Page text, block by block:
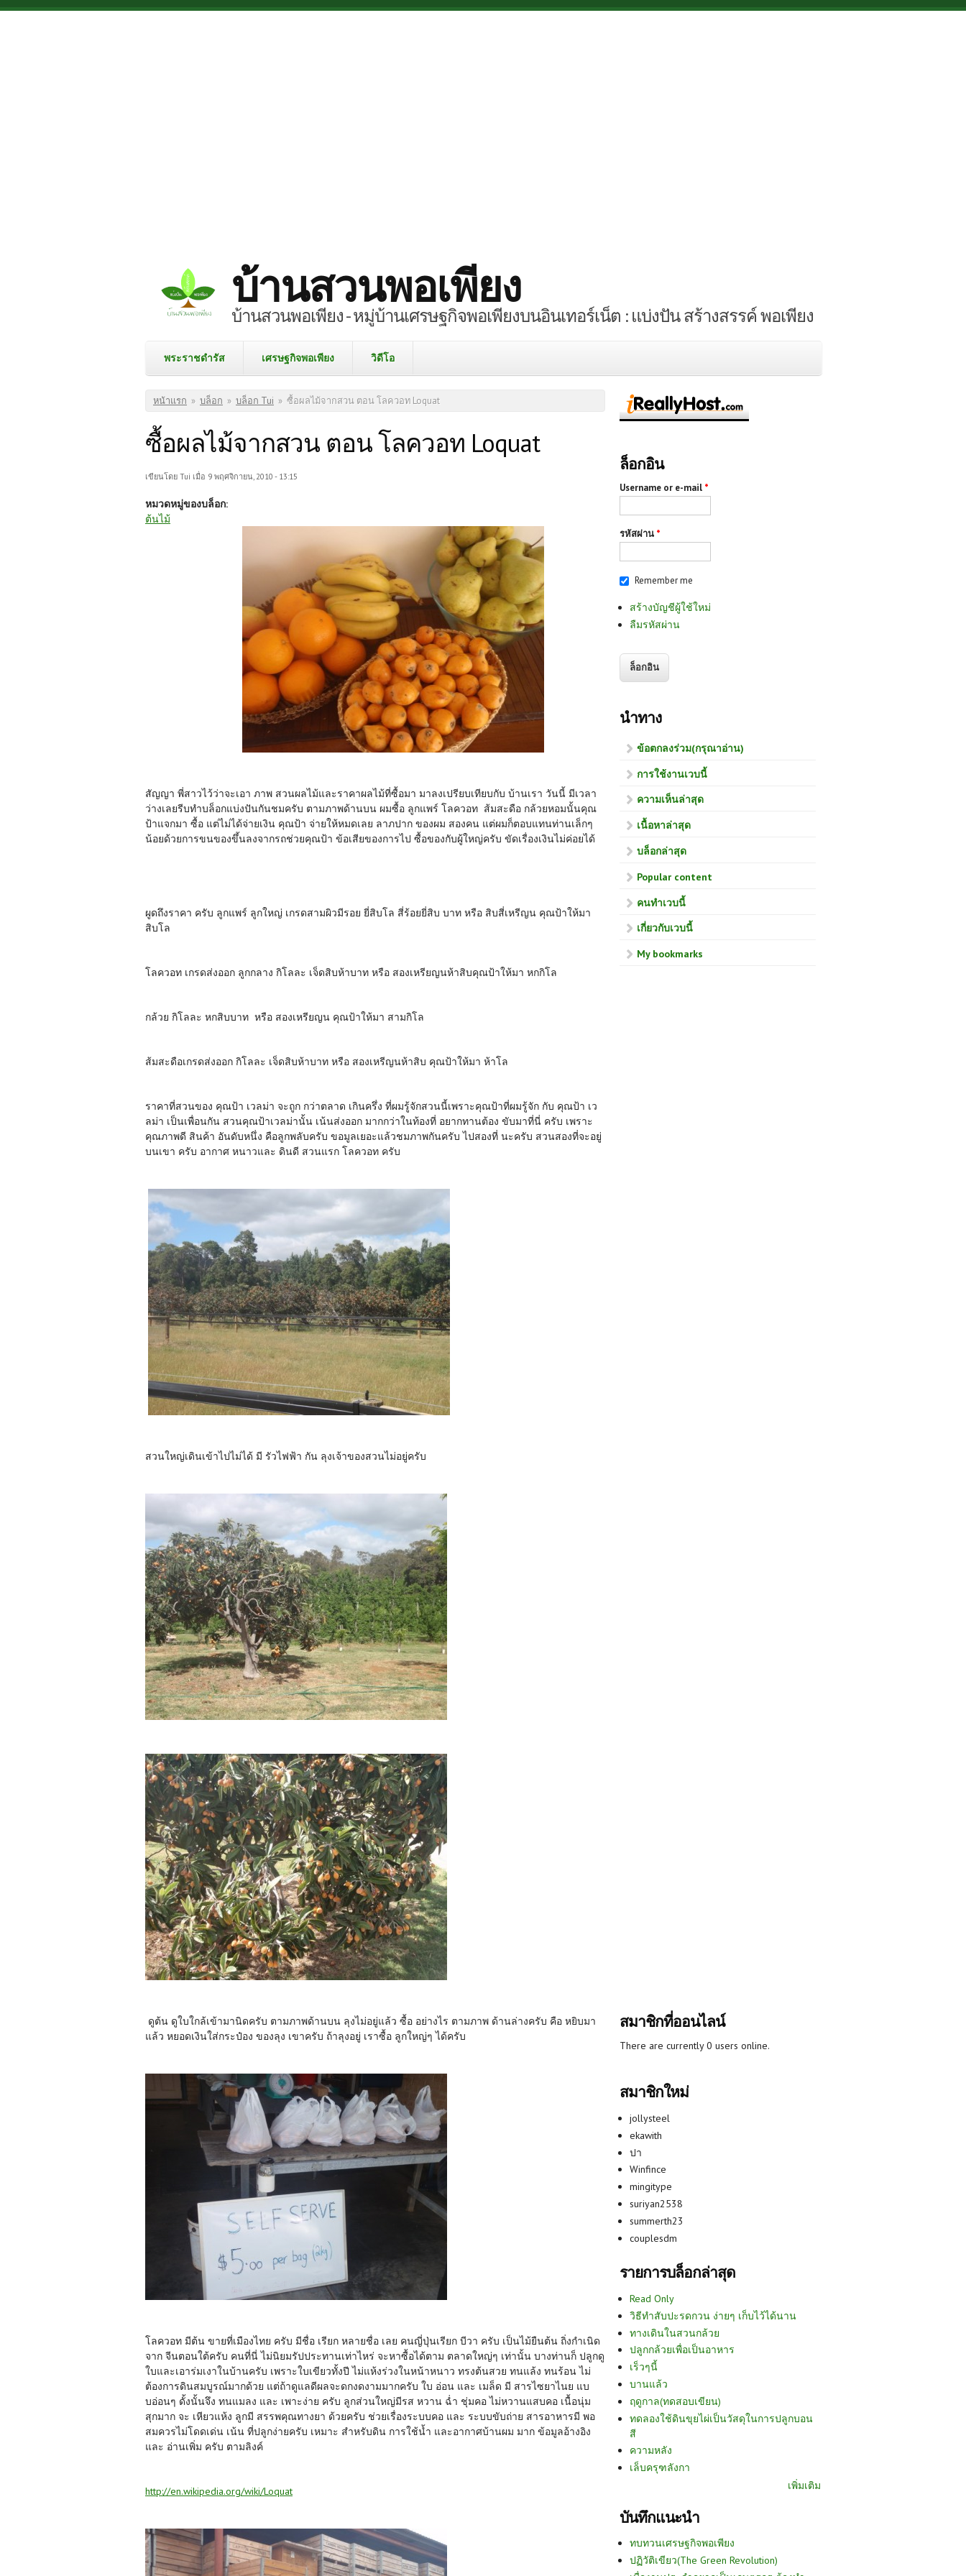
Skip to main content
บ้านสวนพอเพียง
บ้านสวนพอเพียง - หมู่บ้านเศรษฐกิจพอเพียงบนอินเทอร์เน็ต : แบ่งปัน สร้างสรรค์ พอเพียง
พระราชดำรัส เศรษฐกิจพอเพียง วิดีโอ
คุณอยู่ที่นี่
หน้าแรก » บล็อก » บล็อก Tui » ซื้อผลไม้จากสวน ตอน โลควอท Loquat
ซื้อผลไม้จากสวน ตอน โลควอท Loquat
เขียนโดย Tui เมื่อ 9 พฤศจิกายน, 2010 - 13:15
หมวดหมู่ของบล็อก:
ต้นไม้
สัญญา พี่สาวไว้ว่าจะเอา ภาพ สวนผลไม้และราคาผลไม้ที่ซื้อมา มาลงเปรียบเทียบกับ บ้านเรา วันนี้ มีเวลา
ว่างเลยรีบทำบล็อกแบ่งปันกันชมครับ ตามภาพด้านบน ผมซื้อ ลูกแพร์ โลควอท ส้มสะดือ กล้วยหอมนั้นคุณ
ป้าแจกมา ซื้อ แต่ไม่ได้จ่ายเงิน คุณป้า จ่ายให้หมดเลย ลาภปาก ของผม สองคน แต่ผมก็ตอบแทนท่านเล็กๆ
น้อยด้วยการขนของขึ้นลงจากรถช่วยคุณป้า ข้อเสียของการไป ซื้อของกับผู้ใหญ่ครับ ขัดเรื่องเงินไม่ค่อยได้
ผูดถึงราคา ครับ ลูกแพร์ ลูกใหญ่ เกรดสามผิวมีรอย ยี่สิบโล สี่ร้อยยี่สิบ บาท หรือ สิบสี่เหรีญน คุณป้าให้มา
สิบโล
โลควอท เกรดส่งออก ลูกกลาง กิโลละ เจ็ดสิบห้าบาท หรือ สองเหรียญนห้าสิบคุณป้าให้มา หกกิโล
กล้วย กิโลละ หกสิบบาท หรือ สองเหรียญน คุณป้าให้มา สามกิโล
ส้มสะดือเกรดส่งออก กิโลละ เจ็ดสิบห้าบาท หรือ สองเหรีญนห้าสิบ คุณป้าให้มา ห้าโล
ราคาที่สวนของ คุณป้า เวลม่า จะถูก กว่าตลาด เกินครึ่ง ที่ผมรู้จักสวนนี้เพราะคุณป้าที่ผมรู้จัก กับ คุณป้า เว
ลม่า เป็นเพื่อนกัน สวนคุณป้าเวลม่านั้น เน้นส่งออก มากกว่าในท้องที่ อยากทานต้อง ขับมาที่นี่ ครับ เพราะ
คุณภาพดี สินค้า อันดับหนึ่ง คือลูกพลับครับ ขอมูลเยอะแล้วชมภาพกันครับ ไปสองที่ นะครับ สวนสองที่จะอยู่
บนเขา ครับ อากาศ หนาวและ ดินดี สวนแรก โลควอท ครับ
สวนใหญ่เดินเข้าไปไม่ได้ มี รัวไฟฟ้า กัน ลุงเจ้าของสวนไม่อยู่ครับ
ดูต้น ดูใบใกล้เข้ามานิดครับ ตามภาพด้านบน ลุงไม่อยู่แล้ว ซื้อ อย่างไร ตามภาพ ด้านล่างครับ คือ หยิบมา
แล้ว หยอดเงินใส่กระป๋อง ของลุง เขาครับ ถ้าลุงอยู่ เราซื้อ ลูกใหญ่ๆ ได้ครับ
โลควอท มีต้น ขายที่เมืองไทย ครับ มีชื่อ เรียก หลายชื่อ เลย คนญี่ปุ่นเรียก บีวา ครับ เป็นไม้ยืนต้น ถิ่งกำเนิด
จาก จีนตอนใต้ครับ คนที่นี่ ไม่นิยมรัปประทานเท่าไหร่ จะหาซื้อได้ตาม ตลาดใหญ่ๆ เท่านั้น บางท่านก็ ปลูกดู
ใบและเอาร่มเงาในบ้านครับ เพราะใบเขียวทั้งปี ไม่แห้งร่วงในหน้าหนาว ทรงต้นสวย ทนแล้ง ทนร้อน ไม่
ต้องการดินสมบูรณ์มากด้วย แต่ถ้าดูแลดีผลจะดกงดงามมากครับ ใบ อ่อน และ เมล็ด มี สารไซยาไนย แบ
บอ่อนๆ ดั้งนั้นจึง ทนแมลง และ เพาะง่าย ครับ ลูกส่วนใหญ่มีรส หวาน ฉ่ำ ชุ่มคอ ไม่หวานแสบคอ เนื้อนุ่ม
สุกมาก จะ เหียวแห้ง ลูกมี สรรพคุณทางยา ด้วยครับ ช่วยเรื่องระบบคอ และ ระบบขับถ่าย สารอาหารมี พอ
สมควรไม่โดดเด่น เน้น ที่ปลูกง่ายครับ เหมาะ สำหรับดิน การใช้น้ำ และอากาศบ้านผม มาก ข้อมูลอ้างอิง
และ อ่านเพิ่ม ครับ ตามลิงค์
http://en.wikipedia.org/wiki/Loquat
ล็อกอิน
Username or e-mail *
รหัสผ่าน *
Remember me
สร้างบัญชีผู้ใช้ใหม่
ลืมรหัสผ่าน
นำทาง
ข้อตกลงร่วม(กรุณาอ่าน)
การใช้งานเวบนี้
ความเห็นล่าสุด
เนื้อหาล่าสุด
บล็อกล่าสุด
Popular content
คนทำเวบนี้
เกี่ยวกับเวบนี้
My bookmarks
สมาชิกที่ออนไลน์
There are currently 0 users online.
สมาชิกใหม่
jollysteel
ekawith
ปา
Winfince
mingitype
suriyan2538
summerth23
couplesdm
รายการบล็อกล่าสุด
Read Only
วิธีทำสับปะรดกวน ง่ายๆ เก็บไว้ได้นาน
ทางเดินในสวนกล้วย
ปลูกกล้วยเพื่อเป็นอาหาร
เร็วๆนี้
บานแล้ว
ฤดูกาล(ทดสอบเขียน)
ทดลองใช้ดินขุยไผ่เป็นวัสดุในการปลูกบอน
สี
ความหลัง
เล็บครุฑลังกา
เพิ่มเติม
บันทึกแนะนำ
ทบทวนเศรษฐกิจพอเพียง
ปฏิวัติเขียว(The Green Revolution)